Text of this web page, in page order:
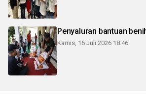
Penyaluran bantuan
Kamis, 16 Juli 2026 18:46